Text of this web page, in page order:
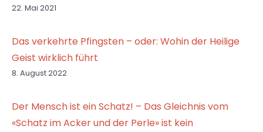
22. Mai 2021
Das verkehrte Pfingsten – oder: Wohin der Heilige
Geist wirklich führt
8. August 2022
Der Mensch ist ein Schatz! – Das Gleichnis vom
«Schatz im Acker und der Perle» ist kein